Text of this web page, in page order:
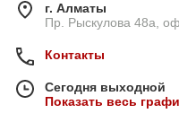
г. Алматы
Пр. Рыскулова 48а,
Контакты
Сегодня выходной
Показать весь